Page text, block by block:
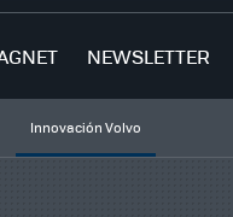
NEWSLETTER
Innovación Volvo